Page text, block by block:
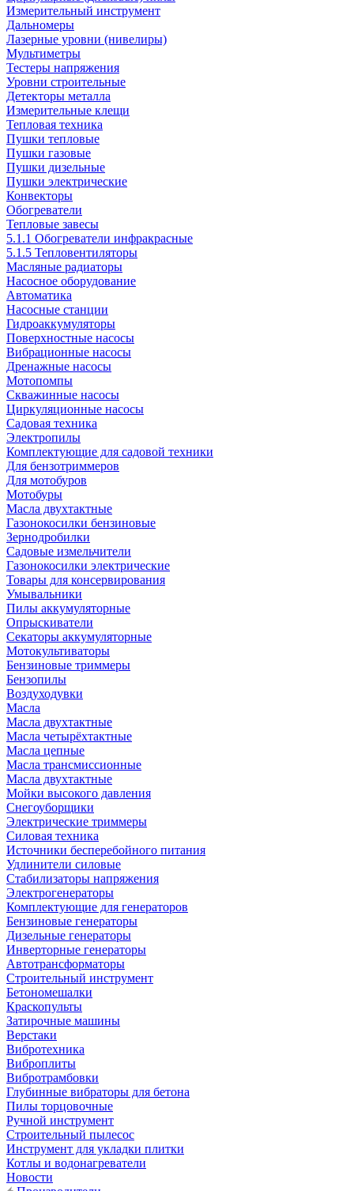
Измерительный инструмент
Дальномеры
Лазерные уровни (нивелиры)
Мультиметры
Тестеры напряжения
Уровни строительные
Детекторы металла
Измерительные клещи
Тепловая техника
Пушки тепловые
Пушки газовые
Пушки дизельные
Пушки электрические
Конвекторы
Обогреватели
Тепловые завесы
5.1.1 Обогреватели инфракрасные
5.1.5 Тепловентиляторы
Масляные радиаторы
Насосное оборудование
Автоматика
Насосные станции
Гидроаккумуляторы
Поверхностные насосы
Вибрационные насосы
Дренажные насосы
Мотопомпы
Скважинные насосы
Циркуляционные насосы
Садовая техника
Электропилы
Комплектующие для садовой техники
Для бензотриммеров
Для мотобуров
Мотобуры
Масла двухтактные
Газонокосилки бензиновые
Зернодробилки
Садовые измельчители
Газонокосилки электрические
Товары для консервирования
Умывальники
Пилы аккумуляторные
Опрыскиватели
Секаторы аккумуляторные
Мотокультиваторы
Бензиновые триммеры
Бензопилы
Воздуходувки
Масла
Масла двухтактные
Масла четырёхтактные
Масла цепные
Масла трансмиссионные
Масла двухтактные
Мойки высокого давления
Снегоуборщики
Электрические триммеры
Силовая техника
Источники бесперебойного питания
Удлинители силовые
Стабилизаторы напряжения
Электрогенераторы
Комплектующие для генераторов
Бензиновые генераторы
Дизельные генераторы
Инверторные генераторы
Автотрансформаторы
Строительный инструмент
Бетономешалки
Краскопульты
Затирочные машины
Верстаки
Вибротехника
Виброплиты
Вибротрамбовки
Глубинные вибраторы для бетона
Пилы торцовочные
Ручной инструмент
Строительный пылесос
Инструмент для укладки плитки
Котлы и водонагреватели
Новости